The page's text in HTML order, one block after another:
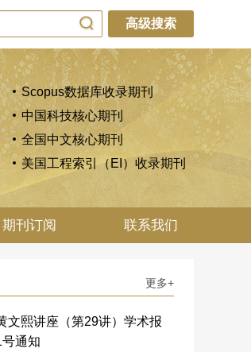
高级搜索
Scopus数据库收录期刊
中国科技核心期刊
全国中文核心期刊
美国工程索引（EI）收录期刊
期刊订阅 联系我们
更多+
文熙讲座（第29讲）学术报
通知